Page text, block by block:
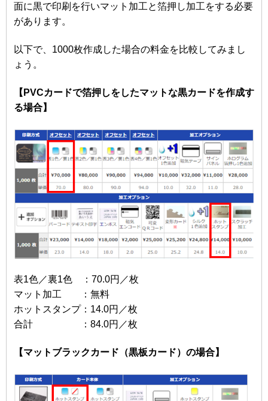
面に黒で印刷を行いマット加工と箔押し加工をする必要
があります。
以下で、1000枚作成した場合の料金を比較してみまし
ょう。
【PVCカードで箔押しをしたマットな黒カードを作成す
る場合】
表1色／裏1色 ：70.0円／枚
マット加工 ：無料
ホットスタンプ：14.0円／枚
合計 ：84.0円／枚
【マットブラックカード（黒板カード）の場合】